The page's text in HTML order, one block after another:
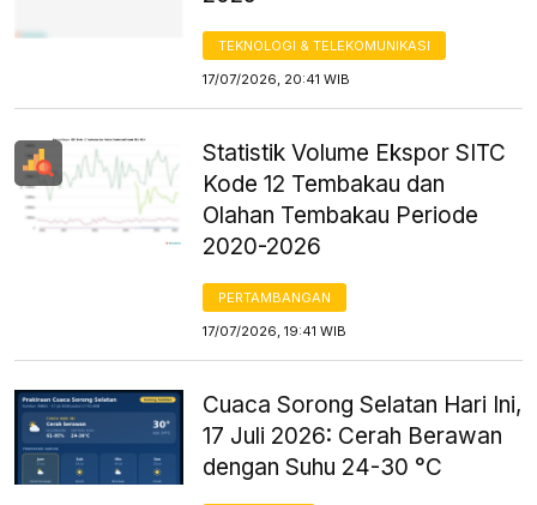
TEKNOLOGI & TELEKOMUNIKASI
17/07/2026, 20:41 WIB
Statistik Volume Ekspor SITC
Kode 12 Tembakau dan
Olahan Tembakau Periode
2020-2026
PERTAMBANGAN
17/07/2026, 19:41 WIB
Cuaca Sorong Selatan Hari Ini,
17 Juli 2026: Cerah Berawan
dengan Suhu 24-30 °C